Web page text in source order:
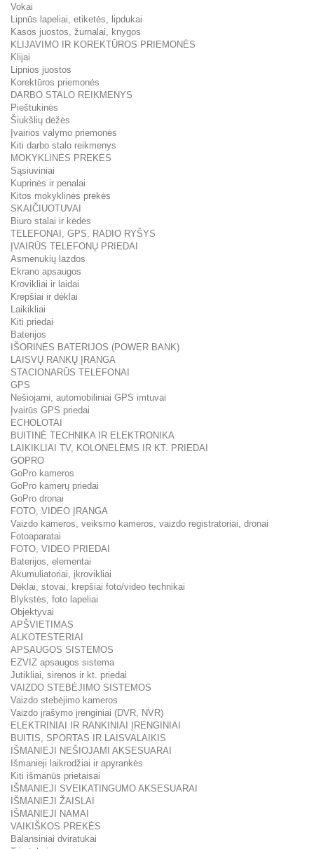
Vokai
Lipnūs lapeliai, etiketės, lipdukai
Kasos juostos, žurnalai, knygos
KLIJAVIMO IR KOREKTŪROS PRIEMONĖS
Klijai
Lipnios juostos
Korektūros priemonės
DARBO STALO REIKMENYS
Pieštukinės
Šiukšlių dėžės
Įvairios valymo priemonės
Kiti darbo stalo reikmenys
MOKYKLINĖS PREKĖS
Sąsiuviniai
Kuprinės ir penalai
Kitos mokyklinės prekės
SKAIČIUOTUVAI
Biuro stalai ir kėdės
TELEFONAI, GPS, RADIO RYŠYS
ĮVAIRŪS TELEFONŲ PRIEDAI
Asmenukių lazdos
Ekrano apsaugos
Krovikliai ir laidai
Krepšiai ir dėklai
Laikikliai
Kiti priedai
Baterijos
IŠORINĖS BATERIJOS (POWER BANK)
LAISVŲ RANKŲ ĮRANGA
STACIONARŪS TELEFONAI
GPS
Nešiojami, automobiliniai GPS imtuvai
Įvairūs GPS priedai
ECHOLOTAI
BUITINĖ TECHNIKA IR ELEKTRONIKA
LAIKIKLIAI TV, KOLONĖLĖMS IR KT. PRIEDAI
GOPRO
GoPro kameros
GoPro kamerų priedai
GoPro dronai
FOTO, VIDEO ĮRANGA
Vaizdo kameros, veiksmo kameros, vaizdo registratoriai, dronai
Fotoaparatai
FOTO, VIDEO PRIEDAI
Baterijos, elementai
Akumuliatoriai, įkrovikliai
Dėklai, stovai, krepšiai foto/video technikai
Blykstės, foto lapeliai
Objektyvai
APŠVIETIMAS
ALKOTESTERIAI
APSAUGOS SISTEMOS
EZVIZ apsaugos sistema
Jutikliai, sirenos ir kt. priedai
VAIZDO STEBĖJIMO SISTEMOS
Vaizdo stebėjimo kameros
Vaizdo įrašymo įrenginiai (DVR, NVR)
ELEKTRINIAI IR RANKINIAI ĮRENGINIAI
BUITIS, SPORTAS IR LAISVALAIKIS
IŠMANIEJI NEŠIOJAMI AKSESUARAI
Išmanieji laikrodžiai ir apyrankės
Kiti išmanūs prietaisai
IŠMANIEJI SVEIKATINGUMO AKSESUARAI
IŠMANIEJI ŽAISLAI
IŠMANIEJI NAMAI
VAIKIŠKOS PREKĖS
Balansiniai dviratukai